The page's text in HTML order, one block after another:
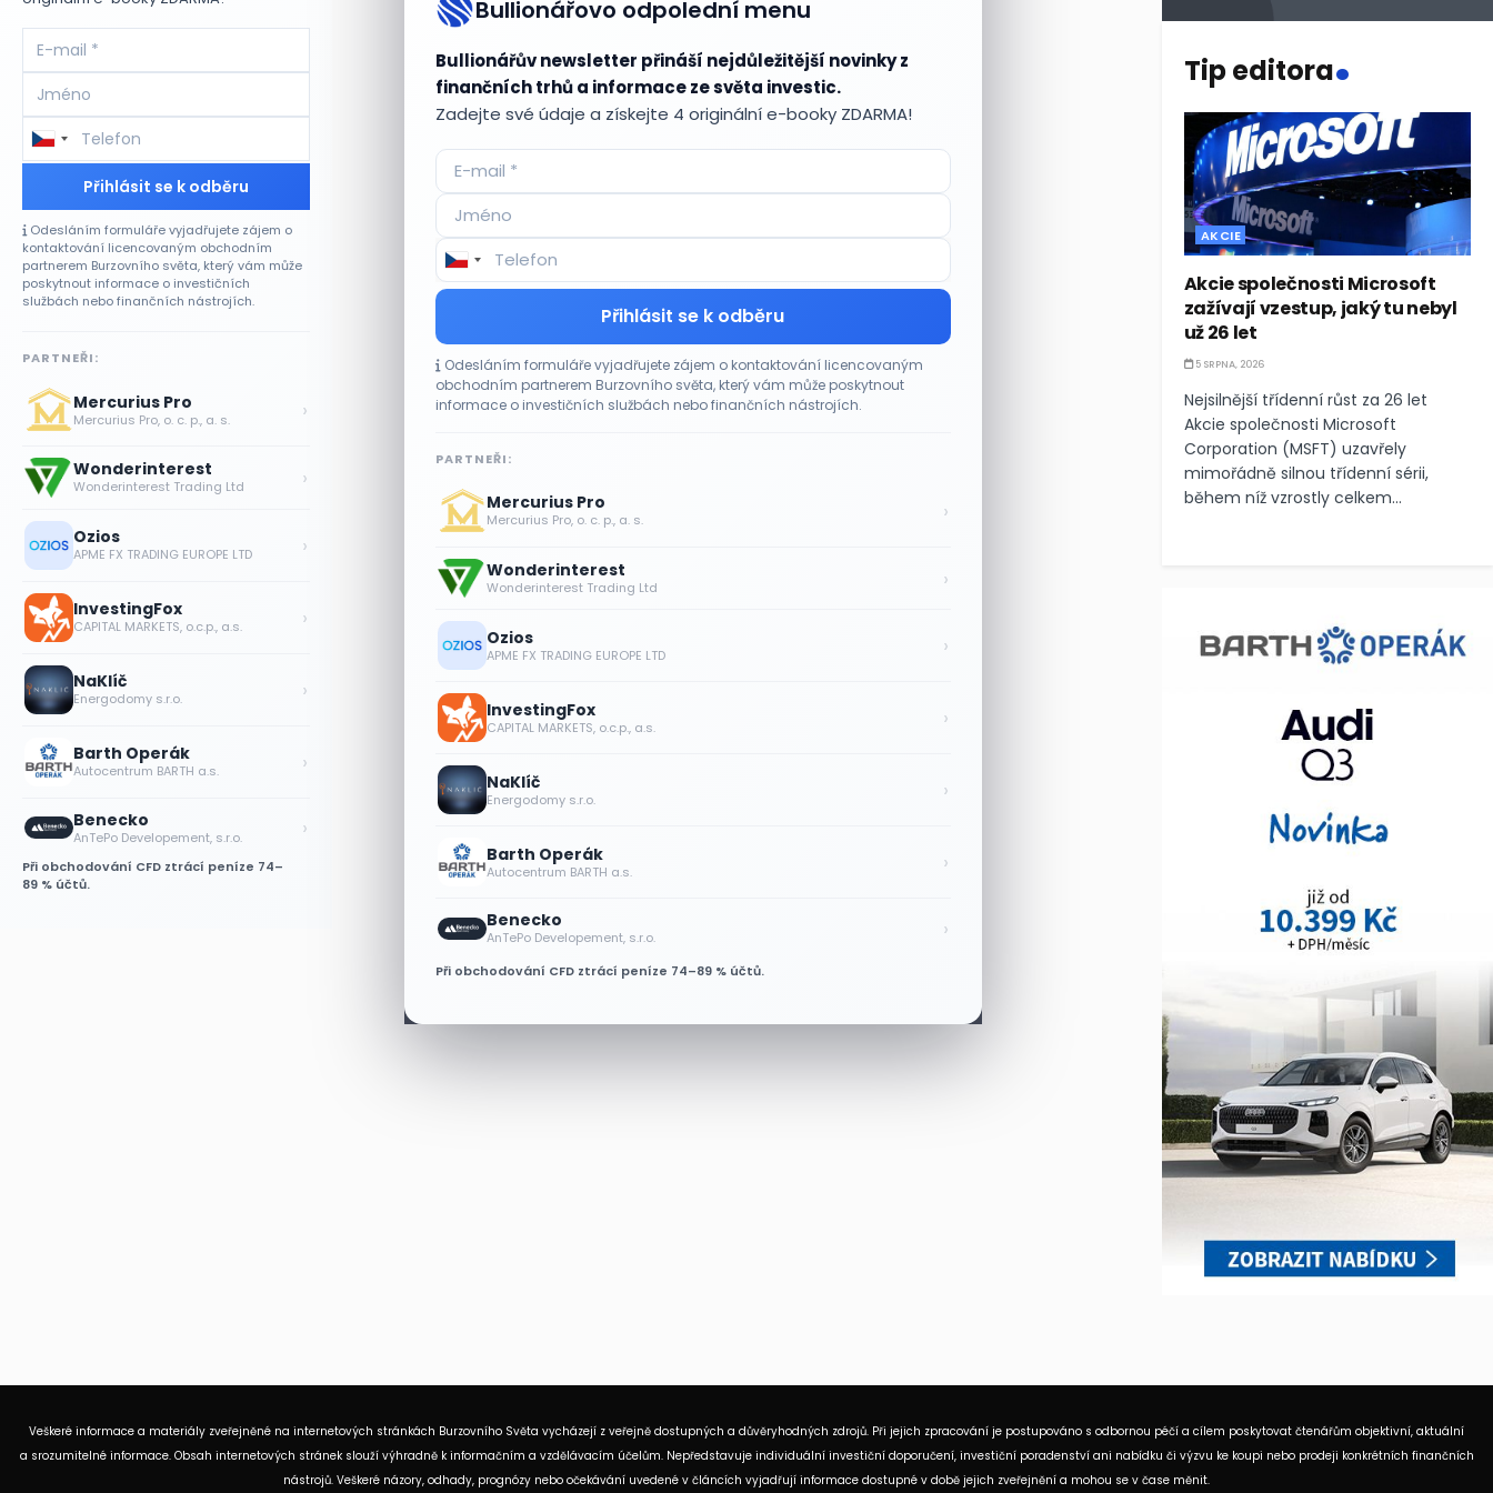
Bullionářovo odpolední menu
Bullionářův newsletter přináší nejdůležitější novinky z
finančních trhů a informace ze světa investic.
Zadejte své údaje a získejte 4 originální e-booky ZDARMA!
Přihlásit se k odběru
Odesláním formuláře vyjadřujete zájem o kontaktování licencovaným
obchodním partnerem Burzovního světa, který vám může poskytnout
informace o investičních službách nebo finančních nástrojích.
PARTNEŘI:
Mercurius Pro
Mercurius Pro, o. c. p., a. s. ›
Wonderinterest
Wonderinterest Trading Ltd ›
Ozios
APME FX TRADING EUROPE LTD ›
InvestingFox
CAPITAL MARKETS, o.c.p., a.s. ›
NaKlíč
Energodomy s.r.o. ›
Barth Operák
Autocentrum BARTH a.s. ›
Benecko
AnTePo Developement, s.r.o. ›
Při obchodování CFD ztrácí peníze 74–89 % účtů.
Přihlásit se k odběru
Odesláním formuláře vyjadřujete zájem o
kontaktování licencovaným obchodním
partnerem Burzovního světa, který vám může
poskytnout informace o investičních
službách nebo finančních nástrojích.
PARTNEŘI:
Mercurius Pro
Mercurius Pro, o. c. p., a. s. ›
Wonderinterest
Wonderinterest Trading Ltd ›
Ozios
APME FX TRADING EUROPE LTD ›
InvestingFox
CAPITAL MARKETS, o.c.p., a.s. ›
NaKlíč
Energodomy s.r.o. ›
Barth Operák
Autocentrum BARTH a.s. ›
Benecko
AnTePo Developement, s.r.o. ›
Při obchodování CFD ztrácí peníze 74–
89 % účtů.
Tip editora.
AKCIE
Akcie společnosti Microsoft
zažívají vzestup, jaký tu nebyl
už 26 let
5 SRPNA, 2026
Nejsilnější třídenní růst za 26 let
Akcie společnosti Microsoft
Corporation (MSFT) uzavřely
mimořádně silnou třídenní sérii,
během níž vzrostly celkem...
Veškeré informace a materiály zveřejněné na internetových stránkách Burzovního Světa vycházejí z veřejně dostupných a důvěryhodných zdrojů. Při jejich zpracování je postupováno s odbornou péčí a cílem poskytovat čtenářům objektivní, aktuální
a srozumitelné informace. Obsah internetových stránek slouží výhradně k informačním a vzdělávacím účelům. Nepředstavuje individuální investiční doporučení, investiční poradenství ani nabídku či výzvu ke koupi nebo prodeji konkrétních finančních
nástrojů. Veškeré názory, odhady, prognózy nebo očekávání uvedené v článcích vyjadřují informace dostupné v době jejich zveřejnění a mohou se v čase měnit.